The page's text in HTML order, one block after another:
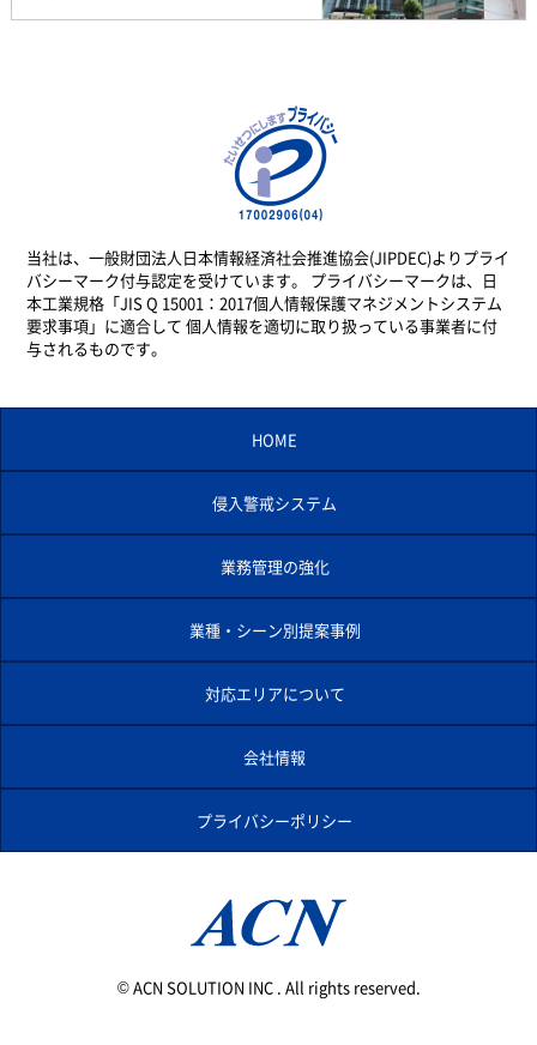
当社は、一般財団法人日本情報経済社会推進協会(JIPDEC)よりプライ
バシーマーク付与認定を受けています。 プライバシーマークは、日
本工業規格「JIS Q 15001：2017個人情報保護マネジメントシステム
要求事項」に適合して 個人情報を適切に取り扱っている事業者に付
与されるものです。
HOME
侵入警戒システム
業務管理の強化
業種・シーン別提案事例
対応エリアについて
会社情報
プライバシーポリシー
© ACN SOLUTION INC . All rights reserved.